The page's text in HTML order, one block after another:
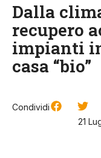
Dalla
recupero
impianti
casa “bio”
Condividi
21